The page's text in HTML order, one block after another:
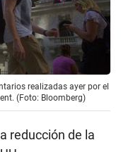
realizadas ayer por el
(Foto: Bloomberg)
reducción de la